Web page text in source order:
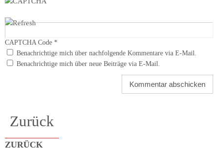
CAPTCHA Code *
Benachrichtige mich über nachfolgende Kommentare via E-Mail.
Benachrichtige mich über neue Beiträge via E-Mail.
Zurück
ZURÜCK